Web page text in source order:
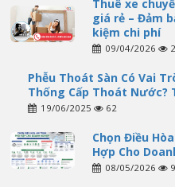
Thuê xe
giá rẻ – Đảm
kiệm chi phí
09/04/2026 2
Phễu Thoát Sàn Có Vai
Thống Cấp Thoát Nước?
19/06/2025 62
Chọn Điều
Hợp Cho
08/05/2026 9